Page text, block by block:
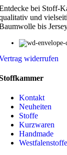
bei Stoff-
und
bis
widerrufen
Kontakt
Neuheiten
Stoffe
Kurzwaren
Handmade
Westfalenstoffe